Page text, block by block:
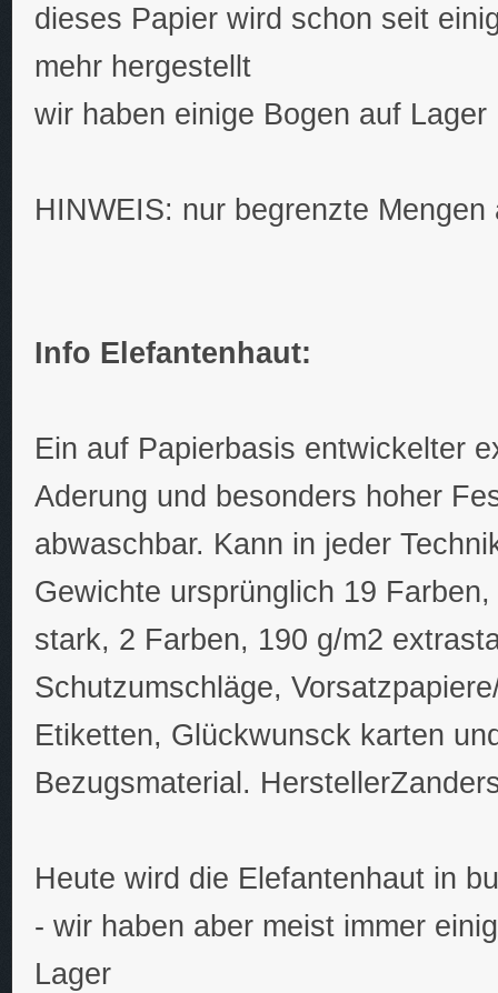
dieses Papier wird schon seit
mehr hergestellt
wir haben einige Bogen auf Lager
HINWEIS: nur begrenzte
Info Elefantenhaut:
Ein auf Papierbasis entwickelter
Aderung und besonders hoher
abwaschbar. Kann in jeder
Gewichte ursprünglich 19
stark, 2 Farben, 190 g/m2
Schutzumschläge,
Etiketten, Glückwunsck karten
Bezugsmaterial.
Heute wird die Elefantenhaut in
- wir haben aber meist immer
Lager